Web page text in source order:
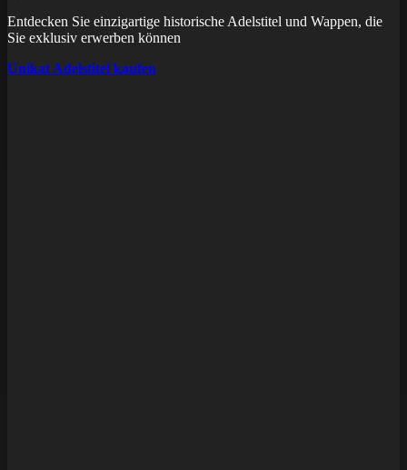
Entdecken Sie einzigartige historische Adelstitel und Wappen, die
Sie exklusiv erwerben können
Unikat Adelstitel kaufen